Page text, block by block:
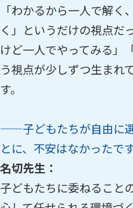
「わかるから一人で解
く」というだけの視点だ
けど一人でやってみる」
う視点が少しずつ生まれ
す。
——子どもたちが自由に
とに、不安はなかったで
名切先生：
子どもたちに委ねること